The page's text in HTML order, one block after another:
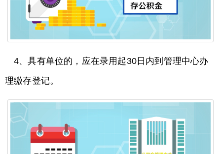
4、具有单位的，应在录用起30日内到管理中心办
理缴存登记。